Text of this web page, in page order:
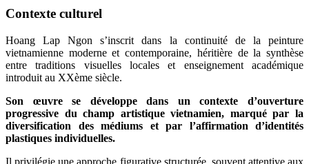
Contexte culturel
Hoang Lap Ngon s’inscrit dans la continuité de la peinture
vietnamienne moderne et contemporaine, héritière de la synthèse
entre traditions visuelles locales et enseignement académique
introduit au XXème siècle.
Son œuvre se développe dans un contexte d’ouverture
progressive du champ artistique vietnamien, marqué par la
diversification des médiums et par l’affirmation d’identités
plastiques individuelles.
Il privilégie une approche figurative structurée, souvent attentive aux